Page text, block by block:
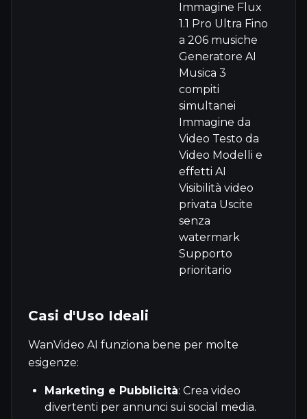
Immagine Flux
1.1 Pro Ultra Fino
a 206 musiche
Generatore AI
Musica 3
compiti
simultanei
Immagine da
Video Testo da
Video Modelli e
effetti AI
Visibilità video
privata Uscite
senza
watermark
Supporto
prioritario
Casi d'Uso Ideali
WanVideo AI funziona bene per molte
esigenze:
Marketing e Pubblicità: Crea video
divertenti per annunci sui social media.